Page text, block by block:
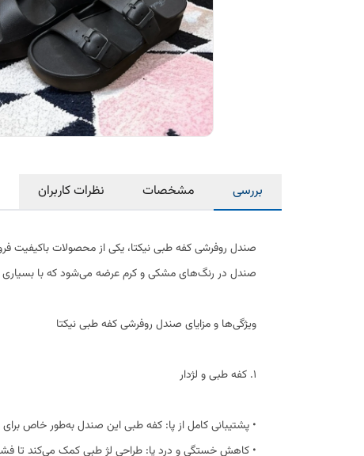
بررسی مشخصات نظرات کاربران
صندل روفرشی کفه طبی نیکتا، یکی از محصولات باکیفیت
صندل در رنگ‌های مشکی و کرم عرضه می‌شود که با
ویژگی‌ها و مزایای صندل روفرشی کفه طبی نیکتا
۱. کفه طبی و لژدار
• پشتیبانی کامل از پا: کفه طبی این صندل به‌طور خاص
• کاهش خستگی و درد پا: طراحی لژ طبی کمک می‌کند تا